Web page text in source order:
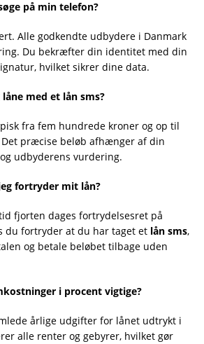
på min telefon?
Alle godkendte udbydere i Danmark
Du bekræfter din identitet med din
hvilket sikrer dine data.
med et lån sms?
fra fem hundrede kroner og op til
præcise beløb afhænger af din
udbyderens vurdering.
fortryder mit lån?
fjorten dages fortrydelsesret på
du fortryder at du har taget et lån sms,
og betale beløbet tilbage uden
i procent vigtige?
årlige udgifter for lånet udtrykt i
alle renter og gebyrer, hvilket gør